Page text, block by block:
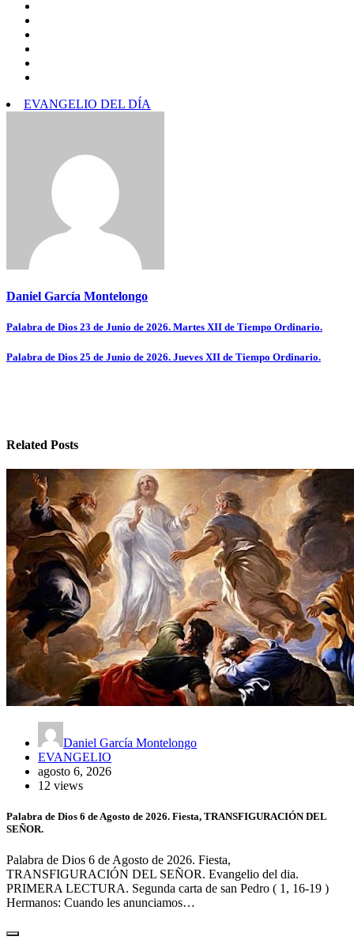
EVANGELIO DEL DÍA
Daniel García Montelongo
Navegación
de
Palabra de Dios 23 de Junio de 2026. Martes XII de Tiempo Ordinario.
Palabra de Dios 25 de Junio de 2026. Jueves XII de Tiempo Ordinario.
Related Posts
Daniel García Montelongo
EVANGELIO
agosto 6, 2026
12 views
Palabra de Dios 6 de Agosto de 2026. Fiesta, TRANSFIGURACIÓN DEL
SEÑOR.
Palabra de Dios 6 de Agosto de 2026. Fiesta,
TRANSFIGURACIÓN DEL SEÑOR. Evangelio del dia.
PRIMERA LECTURA. Segunda carta de san Pedro ( 1, 16-19 )
Hermanos: Cuando les anunciamos…